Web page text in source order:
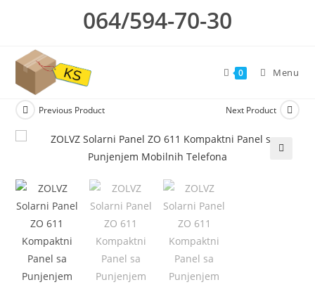
064/594-70-30
0 Menu
Previous Product Next Product